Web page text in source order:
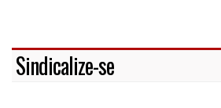
Sindicalize-se